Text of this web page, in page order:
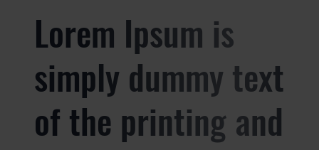
Lorem Ipsum is
simply dummy text
of the printing and